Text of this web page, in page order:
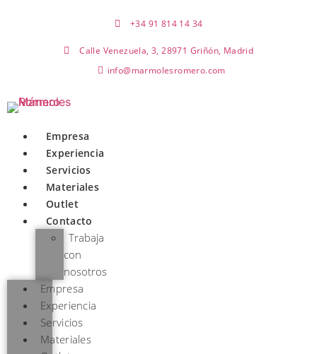
+34 91 814 14 34
Calle Venezuela, 3, 28971 Griñón, Madrid
info@marmolesromero.com
Empresa
Experiencia
Servicios
Materiales
Outlet
Contacto
Trabaja
con
nosotros
Empresa
Experiencia
Servicios
Materiales